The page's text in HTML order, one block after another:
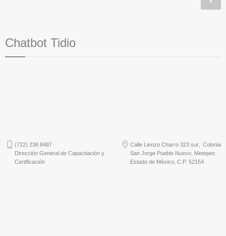
Chatbot Tidio
(722) 238 8487
Dirección General de Capacitación y
Certificación
Calle Lienzo Charro 323 sur, Colonia
San Jorge Pueblo Nuevo, Metepec
Estado de México, C.P. 52154